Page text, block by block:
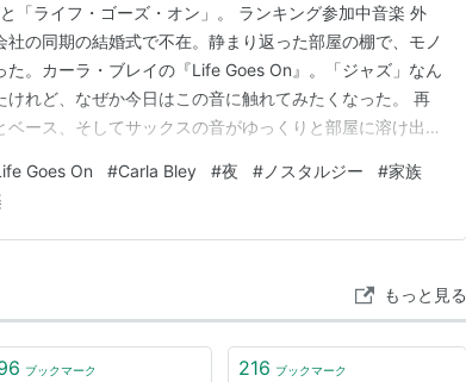
「ライフ・ゴーズ・オン」。 ランキング参加中音楽 外
の同期の結婚式で不在。静まり返った部屋の棚で、モノ
た。カーラ・ブレイの『Life Goes On』。「ジャズ」なん
けれど、なぜか今日はこの音に触れてみたくなった。 再
ース、そしてサックスの音がゆっくりと部屋に溶け出し
絶望のあとに続く「人生」の音 最初の組曲「ライフ・ゴ
Goes On #Carla Bley #夜 # ノスタルジー #家族
もっと見る
ブックマーク 216 ブックマーク